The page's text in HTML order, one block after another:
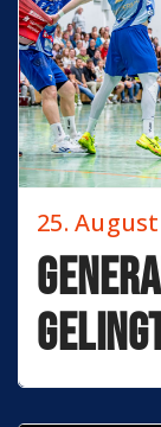
25.